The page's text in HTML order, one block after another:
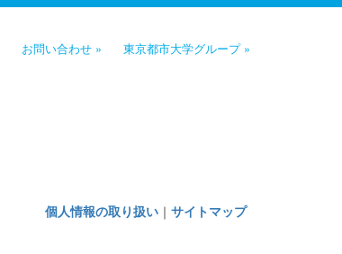
お問い合わせ » 東京都市大学グループ »
個人情報の取り扱い ｜ サイトマップ